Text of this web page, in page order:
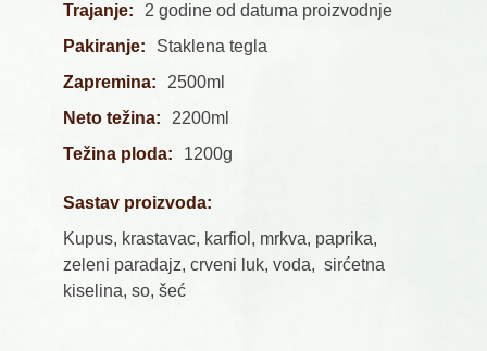
Trajanje:
2 godine od datuma proizvodnje
Pakiranje:
Staklena tegla
Zapremina:
2500ml
Neto težina:
2200ml
Težina ploda:
1200g
Sastav proizvoda:
Kupus, krastavac, karfiol, mrkva, paprika,
zeleni paradajz, crveni luk, voda, sirćetna
kiselina, so, šeć